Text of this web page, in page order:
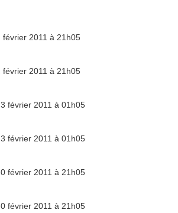
février 2011 à 21h05
février 2011 à 21h05
février 2011 à 01h05
février 2011 à 01h05
février 2011 à 21h05
février 2011 à 21h05